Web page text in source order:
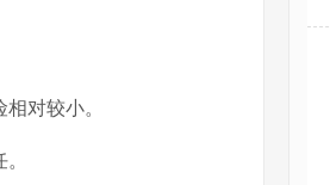
对较小。